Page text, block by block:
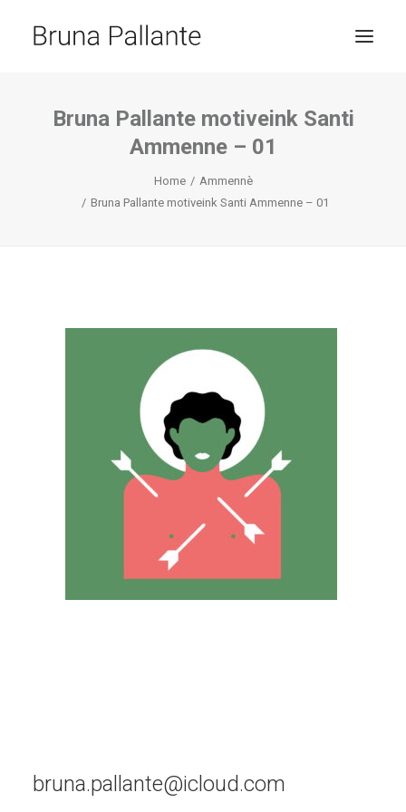
HOME
RICERCA
Bruna Pallante motiveink Santi
Ammenne – 01
Home
Ammennè
Bruna Pallante motiveink Santi Ammenne – 01
bruna.pallante@icloud.com